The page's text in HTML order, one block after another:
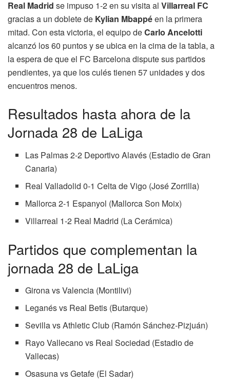
Real Madrid se impuso 1-2 en su visita al Villarreal FC
gracias a un doblete de Kylian Mbappéen la primera
mitad. Con esta victoria, el equipo deCarlo Ancelotti
alcanzó los 60 puntos y se ubica en la cima de la tabla, a
la espera de que el FC Barcelona dispute sus partidos
pendientes, ya que los culés tienen 57 unidades y dos
encuentros menos.
Resultados hasta ahora de la
Jornada 28 de LaLiga
Las Palmas 2-2 Deportivo Alavés (Estadio de Gran
Canaria)
Real Valladolid 0-1 Celta de Vigo (José Zorrilla)
Mallorca 2-1 Espanyol (Mallorca Son Moix)
Villarreal 1-2 Real Madrid (La Cerámica)
Partidos que complementan la
jornada 28 de LaLiga
Girona vs Valencia (Montilivi)
Leganés vs Real Betis (Butarque)
Sevilla vs Athletic Club (Ramón Sánchez-Pizjuán)
Rayo Vallecano vs Real Sociedad (Estadio de
Vallecas)
Osasuna vs Getafe (El Sadar)